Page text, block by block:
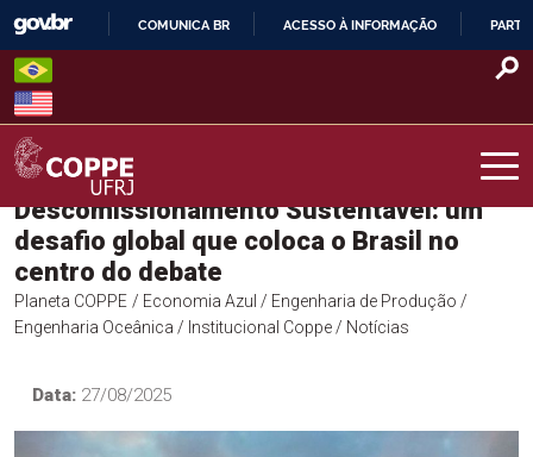
Skip
content
O
COMUNICA BR ACESSO À INFORMAÇÃO
COPPE – UFRJ
Descomissionamento Sustentável: um
desafio global que coloca o Brasil no
centro do debate
Planeta COPPE / Economia Azul / Engenharia de Produção /
Engenharia Oceânica / Institucional Coppe / Notícias
Data: 27/08/2025